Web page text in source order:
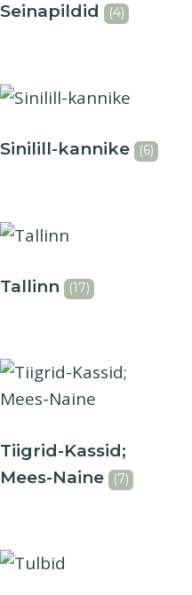
Seinapildid (4)
Sinilill-kannike (6)
Tallinn (17)
Tiigrid-Kassid;
Mees-Naine (7)